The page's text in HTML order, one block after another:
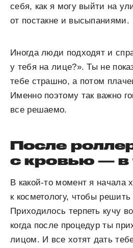
себя, как я могу выйти на
от постакне и высыпаниями.
Иногда люди подходят и
у тебя на лице?». Ты не
тебе страшно, а потом
Именно поэтому так важно
все решаемо.
После
с кровью — в
В какой-то момент я начала
к косметологу, чтобы
Приходилось терпеть кучу
когда после процедур ты
лицом. И все хотят дать